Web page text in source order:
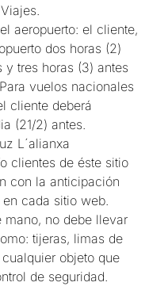
aeropuerto: el cliente,
dos horas (2)
tres horas (3) antes
vuelos nacionales
cliente deberá
(21/2) antes.
L´alianxa
clientes de éste sitio
con la anticipación
cada sitio web.
mano, no debe llevar
tijeras, limas de
objeto que
de seguridad.